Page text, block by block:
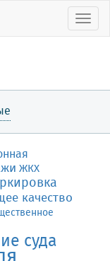
ЖКХ
качество
суда